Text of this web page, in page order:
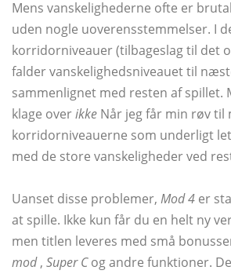
Mens vanskelighederne ofte er
uden nogle uoverensstemmelser. I
korridorniveauer (tilbageslag til det
falder vanskelighedsniveauet til
sammenlignet med resten af ​​spillet.
klage overikke Når jeg får min røv til
korridorniveauerne som underligt
med de store vanskeligheder ved
Uanset disse problemer, Mod 4 er
at spille. Ikke kun får du en helt ny
men titlen leveres med små
mod, Super Cog andre funktioner.